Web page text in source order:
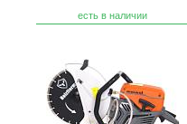
есть в наличии